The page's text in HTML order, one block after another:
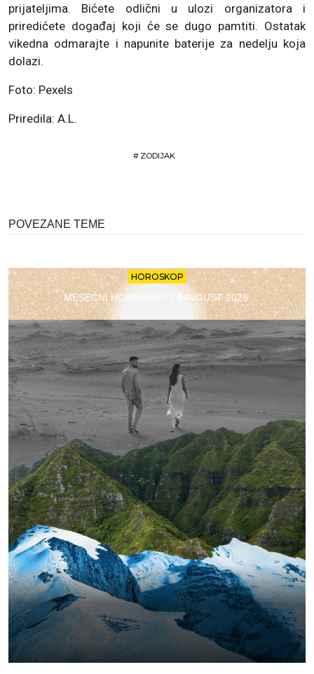
prijateljima. Bićete odlični u ulozi organizatora i
priredićete događaj koji će se dugo pamtiti. Ostatak
vikedna odmarajte i napunite baterije za nedelju koja
dolazi.
Foto: Pexels
Priredila: A.L.
# ZODIJAK
POVEZANE TEME
HOROSKOP
MESEČNI HOROSKOP ZA AVGUST 2026.